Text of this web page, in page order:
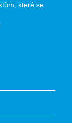
které se